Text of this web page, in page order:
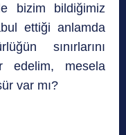
bizim bildiğimiz
ettiği anlamda
sınırlarını
edelim, mesela
var mı?